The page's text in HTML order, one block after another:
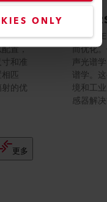
ONLY
本。外
置，
和准
匹
的优
更多
Axetris
而优化
声光谱
谱学。
境和工
感器解